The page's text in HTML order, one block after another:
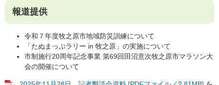
報道提供
令和７年度牧之原市地域防災訓練について
「たぬまっぷラリー in 牧之原」の実施について
市制施行20周年記念事業 第69回田沼意次牧之原市マラソン大
会の開催について